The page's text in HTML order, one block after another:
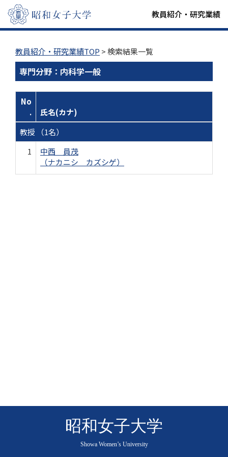
教員紹介・研究業績
教員紹介・研究業績TOP > 検索結果一覧
専門分野：内科学一般
No
.
氏名(カナ)
教授 （1名）
1
中西 員茂
（ナカニシ カズシゲ）
昭和女子大学
Showa Women’s University